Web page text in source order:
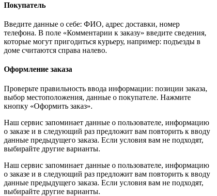
Покупатель
Введите данные о себе: ФИО, адрес доставки, номер
телефона. В поле «Комментарии к заказу» введите сведения,
которые могут пригодиться курьеру, например: подъезды в
доме считаются справа налево.
Оформление заказа
Проверьте правильность ввода информации: позиции заказа,
выбор местоположения, данные о покупателе. Нажмите
кнопку «Оформить заказ».
Наш сервис запоминает данные о пользователе, информацию
о заказе и в следующий раз предложит вам повторить к вводу
данные предыдущего заказа. Если условия вам не подходят,
выбирайте другие варианты.
Наш сервис запоминает данные о пользователе, информацию
о заказе и в следующий раз предложит вам повторить к вводу
данные предыдущего заказа. Если условия вам не подходят,
выбирайте другие варианты.